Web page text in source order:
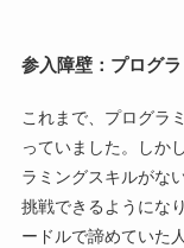
参入障壁：プログ
これまで、プログラ
っていました。しか
ラミングスキルがな
挑戦できるようにな
ードルで諦めていた